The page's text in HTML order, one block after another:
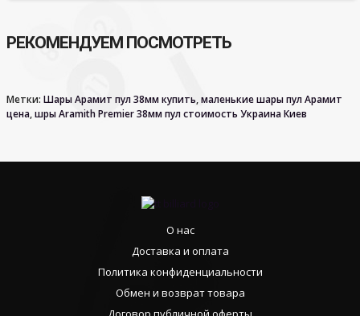
РЕКОМЕНДУЕМ ПОСМОТРЕТЬ
Метки: Шары Арамит пул 38мм купить,маленькие шары пул Арамит
цена,шры Aramith Premier 38мм пул стоимость Украина Киев
О нас
Доставка и оплата
Политика конфиденциальности
Обмен и возврат товара